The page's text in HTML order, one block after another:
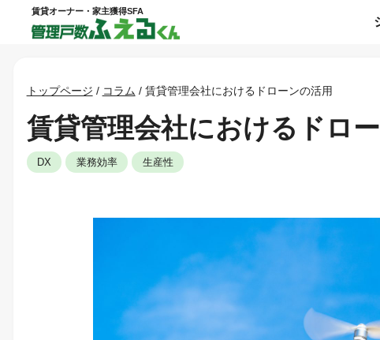
賃貸オーナー・家主獲得SFA
トップページ / コラム / 賃貸管理会社におけるドローンの活用
賃貸管理会社におけるドロ
DX 業務効率 生産性